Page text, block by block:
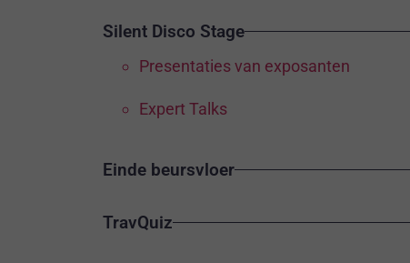
Silent Disco Stage
Presentaties van exposanten
Expert Talks
Einde beursvloer
TravQuiz